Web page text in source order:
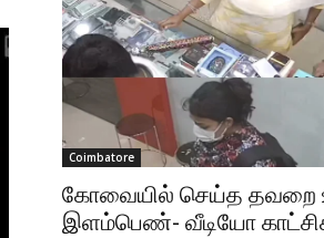
Coimbatore
கோவையில் செய்த தவறை
இளம்பெண்- வீடியோ